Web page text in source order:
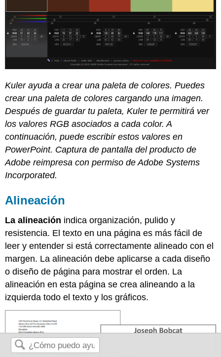
Kuler ayuda a crear una paleta de colores. Puedes
crear una paleta de colores cargando una imagen.
Después de guardar tu paleta, Kuler te permitirá ver
los valores RGB asociados a cada color. A
continuación, puede escribir estos valores en
PowerPoint. Captura de pantalla del producto de
Adobe reimpresa con permiso de Adobe Systems
Incorporated.
Alineación
La alineación indica organización, pulido y
resistencia. El texto en una página es más fácil de
leer y entender si está correctamente alineado con el
margen. La alineación debe aplicarse a cada diseño
o diseño de página para mostrar el orden. La
alineación en esta página se crea alineando a la
izquierda todo el texto y los gráficos.